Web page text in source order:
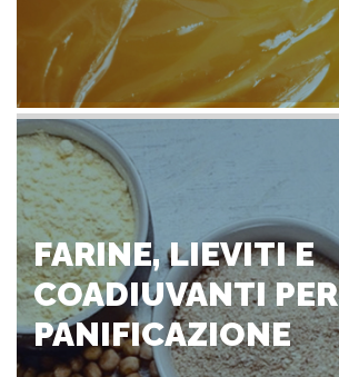
FARINE, LIEVITI E
COADIUVANTI PER
PANIFICAZIONE